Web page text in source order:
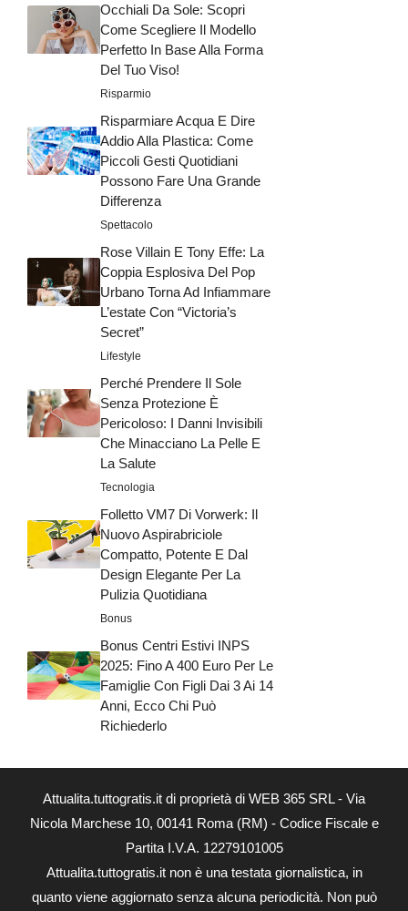
Occhiali Da Sole: Scopri
Come Scegliere Il Modello
Perfetto In Base Alla Forma
Del Tuo Viso!
Risparmio
Risparmiare Acqua E Dire
Addio Alla Plastica: Come
Piccoli Gesti Quotidiani
Possono Fare Una Grande
Differenza
Spettacolo
Rose Villain E Tony Effe: La
Coppia Esplosiva Del Pop
Urbano Torna Ad Infiammare
L’estate Con “Victoria’s
Secret”
Lifestyle
Perché Prendere Il Sole
Senza Protezione È
Pericoloso: I Danni Invisibili
Che Minacciano La Pelle E
La Salute
Tecnologia
Folletto VM7 Di Vorwerk: Il
Nuovo Aspirabriciole
Compatto, Potente E Dal
Design Elegante Per La
Pulizia Quotidiana
Bonus
Bonus Centri Estivi INPS
2025: Fino A 400 Euro Per Le
Famiglie Con Figli Dai 3 Ai 14
Anni, Ecco Chi Può
Richiederlo
Attualita.tuttogratis.it di proprietà di WEB 365 SRL - Via
Nicola Marchese 10, 00141 Roma (RM) - Codice Fiscale e
Partita I.V.A. 12279101005
Attualita.tuttogratis.it non è una testata giornalistica, in
quanto viene aggiornato senza alcuna periodicità. Non può